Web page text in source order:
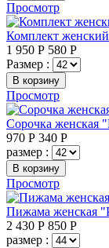
Просмотр
Комплект
1 950 Р 580 Р
Размер :
В корзину
Просмотр
Сорочка женская
970 Р 340 Р
размер :
В корзину
Просмотр
Пижама женская
2 430 Р 850 Р
размер :